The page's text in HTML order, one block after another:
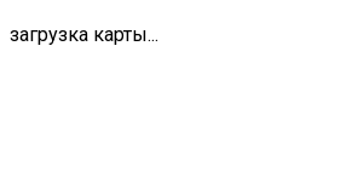
загрузка карты...